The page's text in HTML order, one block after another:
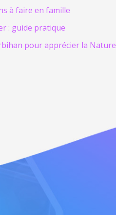
à faire en famille
: guide pratique
pour apprécier la Nature